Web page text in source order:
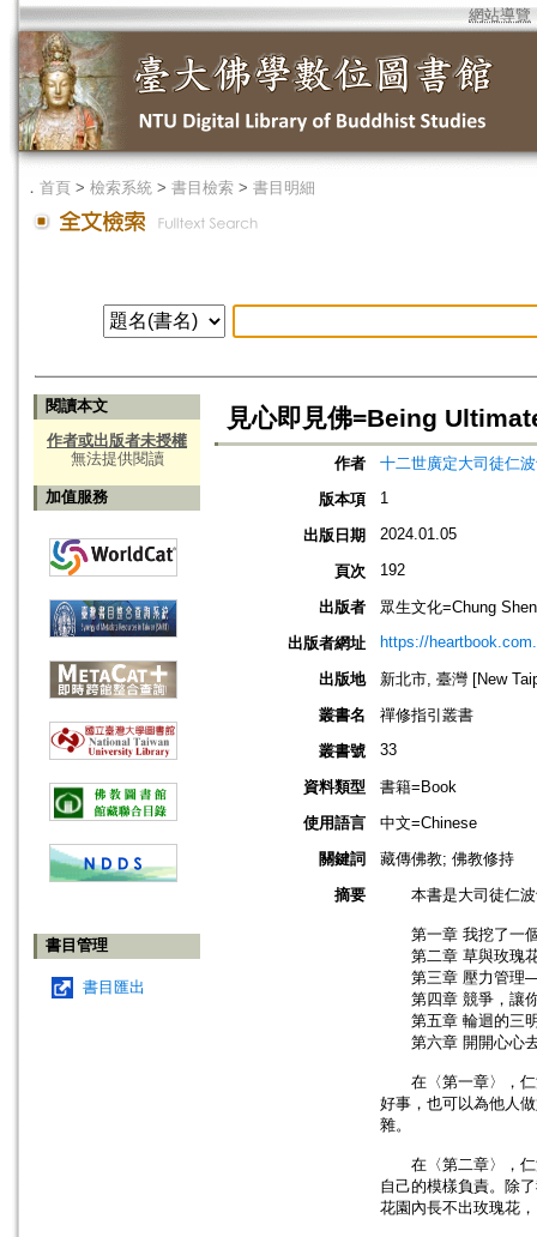
網站導覽
． 首頁 > 檢索系統 > 書目檢索 > 書目明細
閱讀本文
作者或出版者未授權
無法提供閱讀
加值服務
書目管理
書目匯出
見心即見佛=Being
作者
十二世廣定大司徒仁
版本項
1
出版日期 2024.01.05
頁次 192
出版者
眾生文化=Chung
出版者網址
https://
出版地
新北市, 臺灣 [New
叢書名
禪修指引叢書
叢書號
33
資料類型
書籍=Book
使用語言
中文=Chinese
關鍵詞
藏傳佛教; 佛教修持
摘要
本書是大司徒仁波
第一章 我挖了一個
第二章 草與玫瑰
第三章 壓力管理—
第四章 競爭，讓你
第五章 輪迴的三
第六章 開開心心去
在〈第一章〉，仁
好事，也可以為他人
雜。
在〈第二章〉，仁
自己的模樣負責。除
花園內長不出玫瑰花